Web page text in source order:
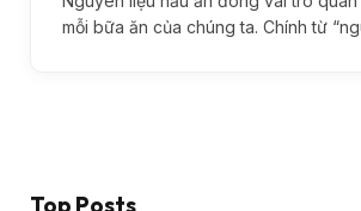
mỗi bữa ăn của chúng ta. Chính từ
Top Posts